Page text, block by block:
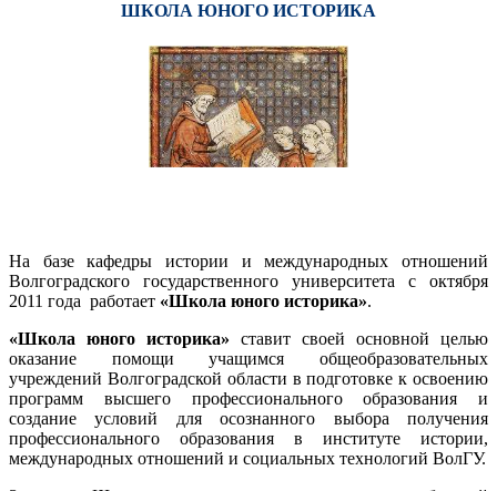
ШКОЛА ЮНОГО ИСТОРИКА
На базе кафедры истории и международных отношений
Волгоградского государственного университета с октября
2011 года работает «Школа юного историка».
«Школа юного историка» ставит своей основной целью
оказание помощи учащимся общеобразовательных
учреждений Волгоградской области в подготовке к освоению
программ высшего профессионального образования и
создание условий для осознанного выбора получения
профессионального образования в институте истории,
международных отношений и социальных технологий ВолГУ.